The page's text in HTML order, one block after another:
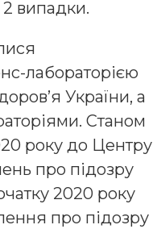
випадки.
лабораторією
України, а
Станом
року до Центру
про підозру
2020 року
про підозру